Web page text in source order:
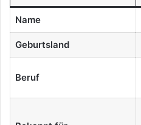
Name
Geburtsland
Beruf